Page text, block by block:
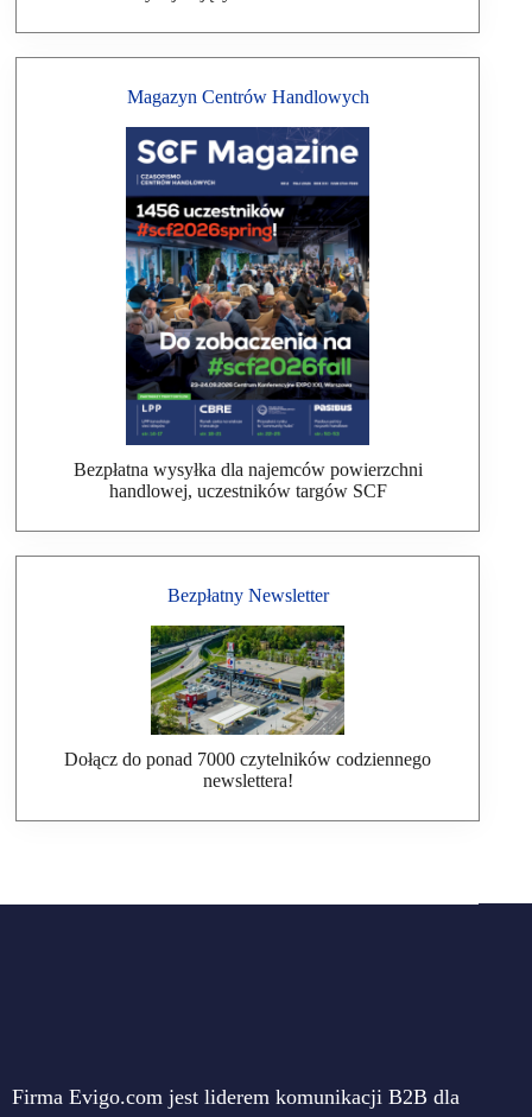
Magazyn Centrów Handlowych
Bezpłatna wysyłka dla najemców powierzchni
handlowej, uczestników targów SCF
Bezpłatny Newsletter
Dołącz do ponad 7000 czytelników codziennego
newslettera!
Firma Evigo.com jest liderem komunikacji B2B dla